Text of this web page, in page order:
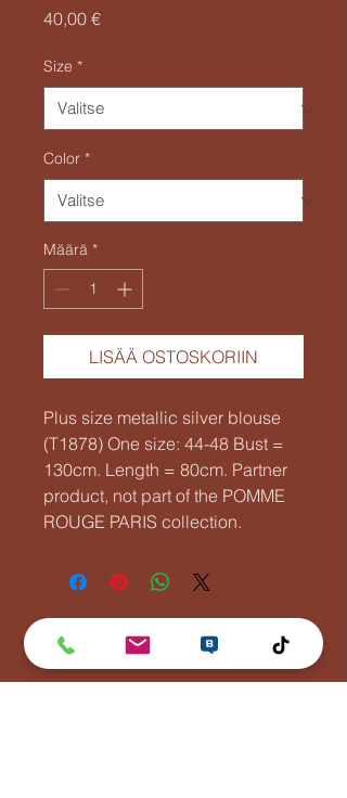
40,00 €Hinta
Size *
Color *
Määrä *
LISÄÄ OSTOSKORIIN
Plus size metallic silver blouse
(T1878) One size: 44-48 Bust =
130cm. Length = 80cm. Partner
product, not part of the POMME
ROUGE PARIS collection.
Lentävä Kalakukko